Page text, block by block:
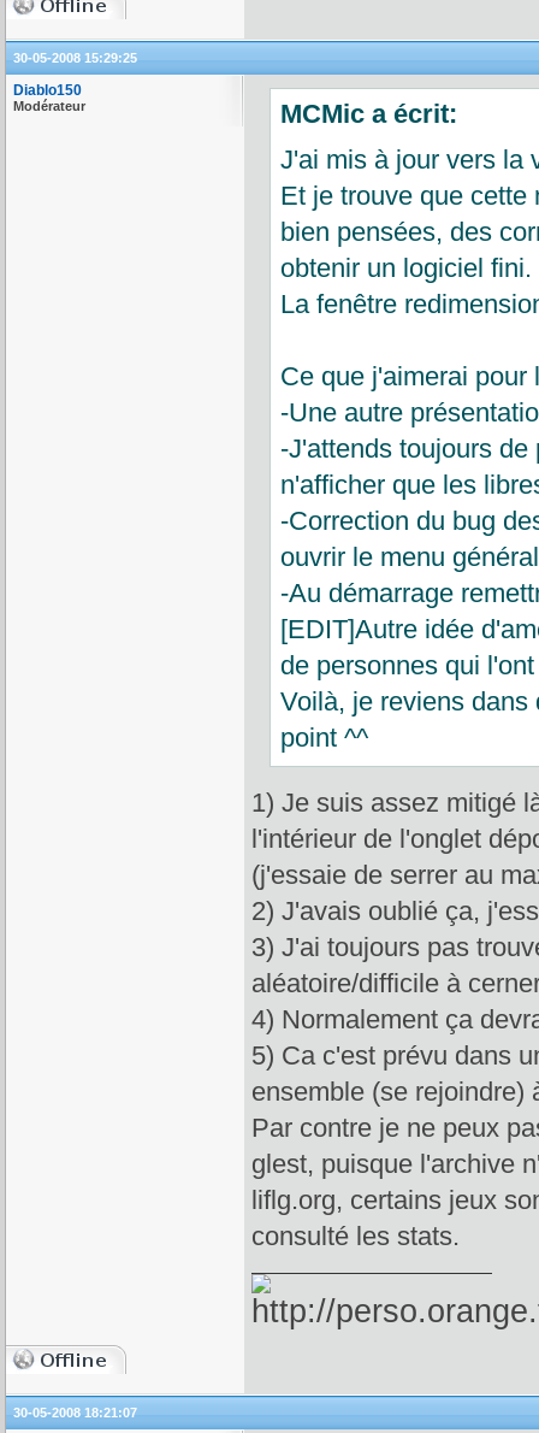
30-05-2008 15:29:25
Diablo150
Modérateur
MCMic a écrit:
J'ai mis à jour vers la
Et je trouve que cette
bien pensées, des
obtenir un logiciel fini.
La fenêtre
Ce que j'aimerai pour
-Une autre
-J'attends toujours
n'afficher que les
-Correction du bug
ouvrir le menu
-Au démarrage
[EDIT]Autre idée
de personnes qui
Voilà, je reviens
point ^^
1) Je suis assez mitigé
l'intérieur de l'onglet
(j'essaie de serrer au
2) J'avais oublié ça,
3) J'ai toujours pas
aléatoire/difficile à
4) Normalement ça
5) Ca c'est prévu dans
ensemble (se rejoindre)
Par contre je ne peux
glest, puisque l'archive
liflg.org, certains jeux
consulté les stats.
30-05-2008 18:21:07